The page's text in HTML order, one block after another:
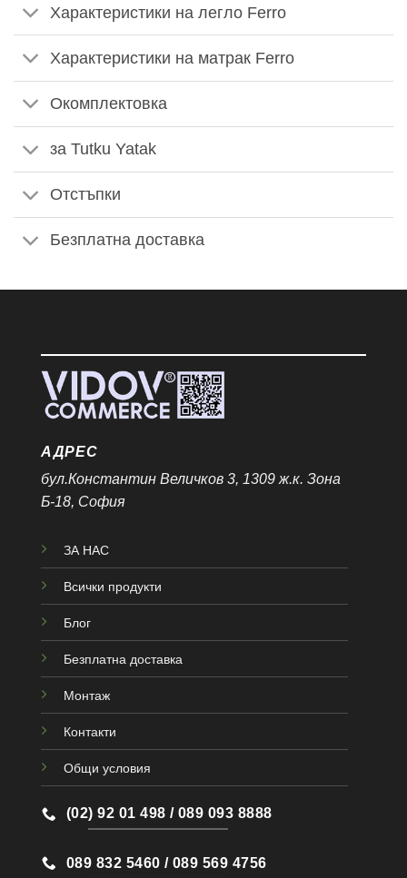
Характеристики на легло Ferro
Характеристики на матрак Ferro
Окомплектовка
за Tutku Yatak
Отстъпки
Безплатна доставка
АДРЕС
бул.Константин Величков 3, 1309 ж.к. Зона
Б-18, София
ЗА НАС
Всички продукти
Блог
Безплатна доставка
Монтаж
Контакти
Общи условия
(02) 92 01 498 / 089 093 8888
089 832 5460 / 089 569 4756